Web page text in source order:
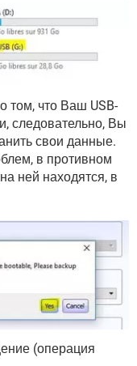
том, что Ваш USB-
следовательно, Вы
свои данные.
в противном
ней находятся, в
(операция